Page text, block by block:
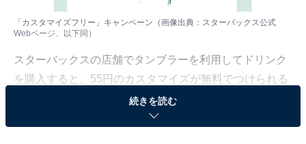
「カスタマイズフリー」キャンペーン（画像出典：スターバックス公式
Webページ、以下同）
スターバックスの店舗でタンブラーを利用してドリンク
を購入すると、55円のカスタマイズが無料でつけられる
「カスタマイズフリー」キャンペーンが6月12日～7月9
日の期間で実施されています。カップ値引きと併用可
続きを読む